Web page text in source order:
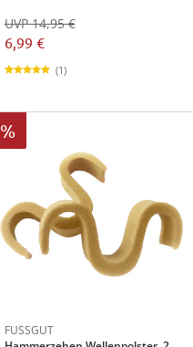
6,99 €
UVP 14,95 €
(1)
%
FUSSGUT